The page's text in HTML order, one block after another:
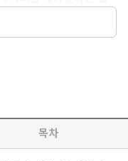
. 그런 그녀의 관심사는
의 감정에 무디고 타인
라면 부드러운 면모를 보
떨어진 카셀을 절대 놓
목차